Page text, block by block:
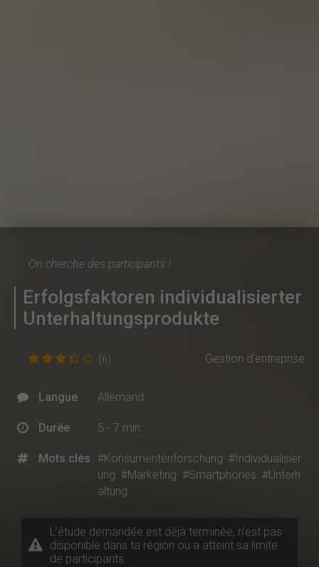
On cherche des participants !
Erfolgsfaktoren individualisierter
Unterhaltungsprodukte
(6) Gestion d'entreprise
Langue Allemand
Durée 5 - 7 min
Mots clés #Konsumentenforschung #Individualisier
ung #Marketing #Smartphones #Unterh
altung
L’étude demandée est déjà terminée, n’est pas
disponible dans ta région ou a atteint sa limite
de participants.